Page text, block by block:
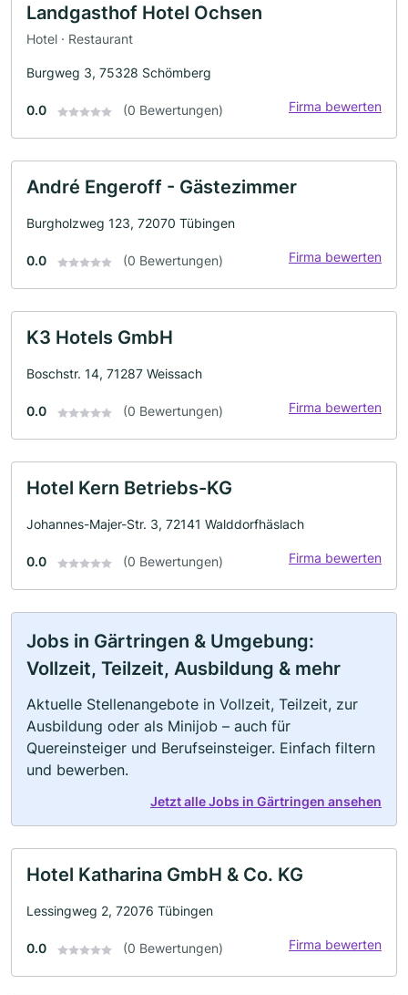
Landgasthof Hotel Ochsen
Hotel · Restaurant
Burgweg 3, 75328 Schömberg
0.0 (0 Bewertungen) Firma bewerten
André Engeroff - Gästezimmer
Burgholzweg 123, 72070 Tübingen
0.0 (0 Bewertungen) Firma bewerten
K3 Hotels GmbH
Boschstr. 14, 71287 Weissach
0.0 (0 Bewertungen) Firma bewerten
Hotel Kern Betriebs-KG
Johannes-Majer-Str. 3, 72141 Walddorfhäslach
0.0 (0 Bewertungen) Firma bewerten
Jobs in Gärtringen & Umgebung:
Vollzeit, Teilzeit, Ausbildung & mehr
Aktuelle Stellenangebote in Vollzeit, Teilzeit, zur
Ausbildung oder als Minijob – auch für
Quereinsteiger und Berufseinsteiger. Einfach filtern
und bewerben.
Jetzt alle Jobs in Gärtringen ansehen
Hotel Katharina GmbH & Co. KG
Lessingweg 2, 72076 Tübingen
0.0 (0 Bewertungen) Firma bewerten